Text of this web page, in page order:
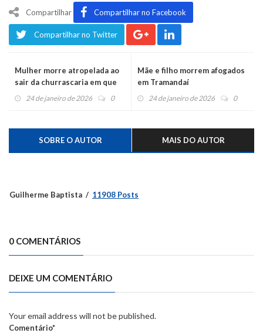
Compartilhar Compartilhar no Facebook
Compartilhar no Twitter
Mulher morre atropelada ao
sair da churrascaria em que
comemorava 50 anos
24 de janeiro de 2026 0
Mãe e filho morrem afogados
em Tramandaí
24 de janeiro de 2026 0
SOBRE O AUTOR MAIS DO AUTOR
Guilherme Baptista 11908 Posts
0 COMENTÁRIOS
DEIXE UM COMENTÁRIO
Your email address will not be published.
Comentário*